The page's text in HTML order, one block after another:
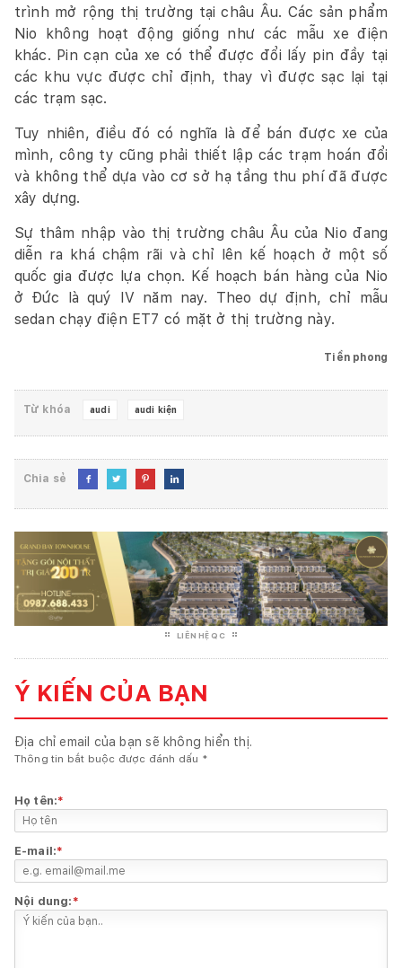
trình mở rộng thị trường tại châu Âu. Các sản phẩm
Nio không hoạt động giống như các mẫu xe điện
khác. Pin cạn của xe có thể được đổi lấy pin đầy tại
các khu vực được chỉ định, thay vì được sạc lại tại
các trạm sạc.
Tuy nhiên, điều đó có nghĩa là để bán được xe của
mình, công ty cũng phải thiết lập các trạm hoán đổi
và không thể dựa vào cơ sở hạ tầng thu phí đã được
xây dựng.
Sự thâm nhập vào thị trường châu Âu của Nio đang
diễn ra khá chậm rãi và chỉ lên kế hoạch ở một số
quốc gia được lựa chọn. Kế hoạch bán hàng của Nio
ở Đức là quý IV năm nay. Theo dự định, chỉ mẫu
sedan chạy điện ET7 có mặt ở thị trường này.
Tiền phong
Từ khóa audi audi kiện
Chia sẻ    
LIÊN HỆ QC
Ý KIẾN CỦA BẠN
Địa chỉ email của bạn sẽ không hiển thị.
Thông tin bắt buộc được đánh dấu *
Họ tên:*
E-mail:*
Nội dung: *